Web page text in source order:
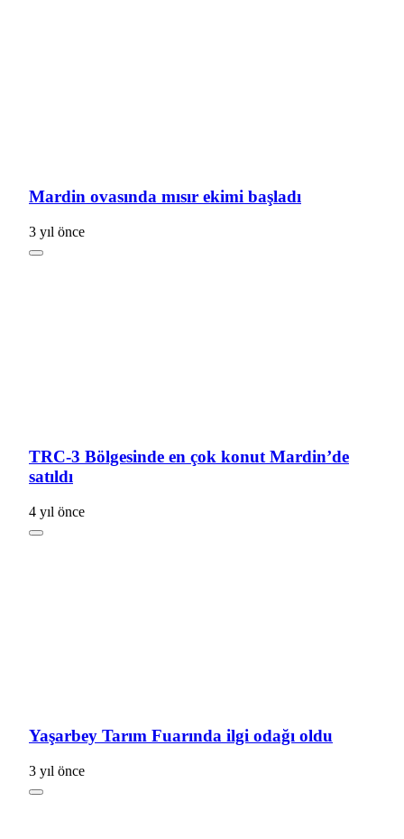
Mardin ovasında mısır ekimi başladı
3 yıl önce
TRC-3 Bölgesinde en çok konut Mardin’de
satıldı
4 yıl önce
Yaşarbey Tarım Fuarında ilgi odağı oldu
3 yıl önce